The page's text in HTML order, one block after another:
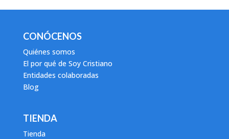
CONÓCENOS
Quiénes somos
El por qué de Soy Cristiano
Entidades colaboradas
Blog
TIENDA
Tienda